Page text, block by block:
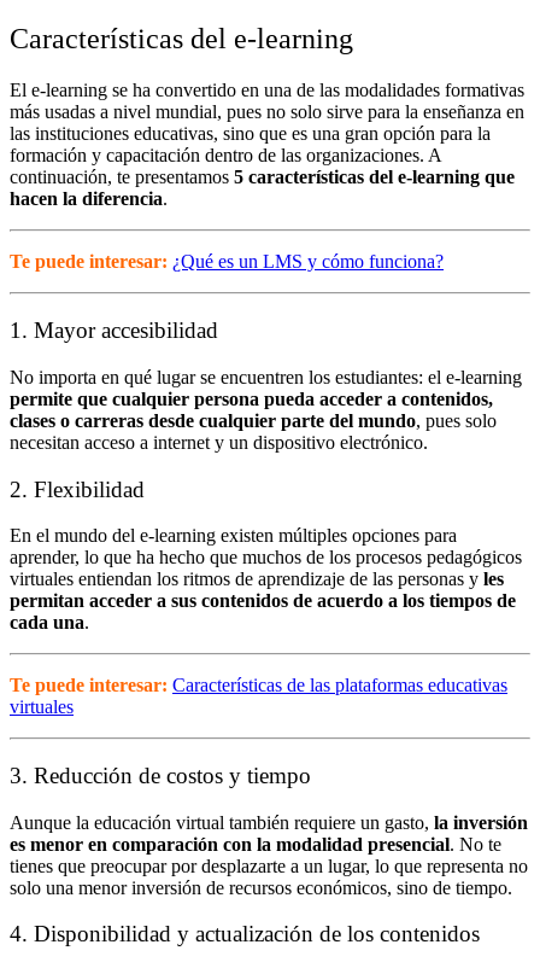
Características del e-learning
El e-learning se ha convertido en una de las modalidades formativas
más usadas a nivel mundial, pues no solo sirve para la enseñanza en
las instituciones educativas, sino que es una gran opción para la
formación y capacitación dentro de las organizaciones. A
continuación, te presentamos 5 características del e-learning que
hacen la diferencia.
Te puede interesar: ¿Qué es un LMS y cómo funciona?
1. Mayor accesibilidad
No importa en qué lugar se encuentren los estudiantes: el e-learning
permite que cualquier persona pueda acceder a contenidos,
clases o carreras desde cualquier parte del mundo, pues solo
necesitan acceso a internet y un dispositivo electrónico.
2. Flexibilidad
En el mundo del e-learning existen múltiples opciones para
aprender, lo que ha hecho que muchos de los procesos pedagógicos
virtuales entiendan los ritmos de aprendizaje de las personas y les
permitan acceder a sus contenidos de acuerdo a los tiempos de
cada una.
Te puede interesar: Características de las plataformas educativas
virtuales
3. Reducción de costos y tiempo
Aunque la educación virtual también requiere un gasto, la inversión
es menor en comparación con la modalidad presencial. No te
tienes que preocupar por desplazarte a un lugar, lo que representa no
solo una menor inversión de recursos económicos, sino de tiempo.
4. Disponibilidad y actualización de los contenidos